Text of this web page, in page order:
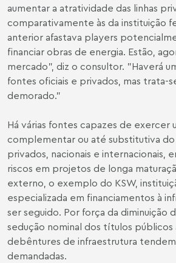
aumentar a atratividade das linhas
comparativamente às da instituição
anterior afastava players
financiar obras de energia. Estão,
mercado", diz o consultor. "Haverá
fontes oficiais e privados, mas trata-
demorado."
Há várias fontes capazes de exercer
complementar ou até substitutiva do
privados, nacionais e internacionais,
riscos em projetos de longa
externo, o exemplo do KSW,
especializada em financiamentos à
ser seguido. Por força da diminuição
sedução nominal dos títulos públicos
debêntures de infraestrutura tendem
demandadas.